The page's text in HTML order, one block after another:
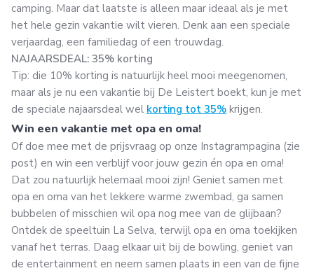
camping. Maar dat laatste is alleen maar ideaal als je met
het hele gezin vakantie wilt vieren. Denk aan een speciale
verjaardag, een familiedag of een trouwdag.
NAJAARSDEAL: 35% korting
Tip: die 10% korting is natuurlijk heel mooi meegenomen,
maar als je nu een vakantie bij De Leistert boekt, kun je met
de speciale najaarsdeal wel korting tot 35% krijgen.
Win een vakantie met opa en oma!
Of doe mee met de prijsvraag op onze Instagrampagina (zie
post) en win een verblijf voor jouw gezin én opa en oma!
Dat zou natuurlijk helemaal mooi zijn! Geniet samen met
opa en oma van het lekkere warme zwembad, ga samen
bubbelen of misschien wil opa nog mee van de glijbaan?
Ontdek de speeltuin La Selva, terwijl opa en oma toekijken
vanaf het terras. Daag elkaar uit bij de bowling, geniet van
de entertainment en neem samen plaats in een van de fijne